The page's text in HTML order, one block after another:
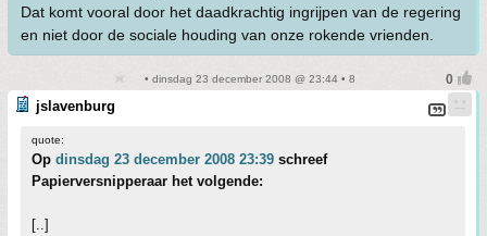
Dat komt vooral door het daadkrachtig ingrijpen van de regering
en niet door de sociale houding van onze rokende vrienden.
• dinsdag 23 december 2008 @ 23:44 • 8
jslavenburg
quote:
Op dinsdag 23 december 2008 23:39 schreef
Papierversnipperaar het volgende:
[..]